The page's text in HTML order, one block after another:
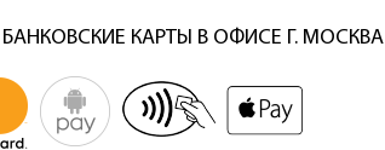
КАРТЫ В ОФИСЕ Г. МОСКВА